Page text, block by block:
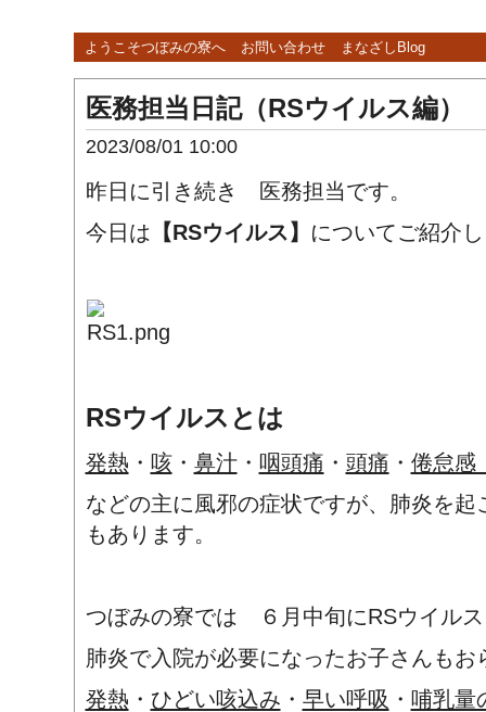
ようこそつぼみの寮へ お問い合わせ まなざしBlog
医務担当日記（RSウイルス編）
2023/08/01 10:00
昨日に引き続き 医務担当です。
今日は 【RSウイルス】 についてご紹介
RSウイルスとは
発熱 ・ 咳・ 鼻汁・ 咽頭痛 ・ 頭痛 ・ 倦怠感
などの主に風邪の症状ですが、肺炎を起
もあります。
つぼみの寮では ６月中旬にRSウイル
肺炎で入院が必要になったお子さんもお
発熱 ・ ひどい咳込み ・ 早い呼吸 ・ 哺乳量